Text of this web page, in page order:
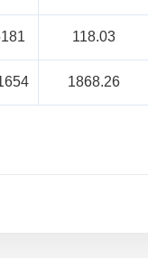
118.03
1868.26